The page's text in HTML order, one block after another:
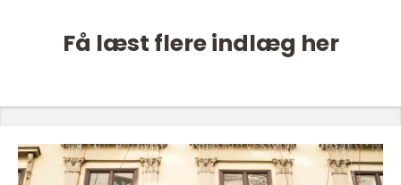
Få læst flere indlæg her